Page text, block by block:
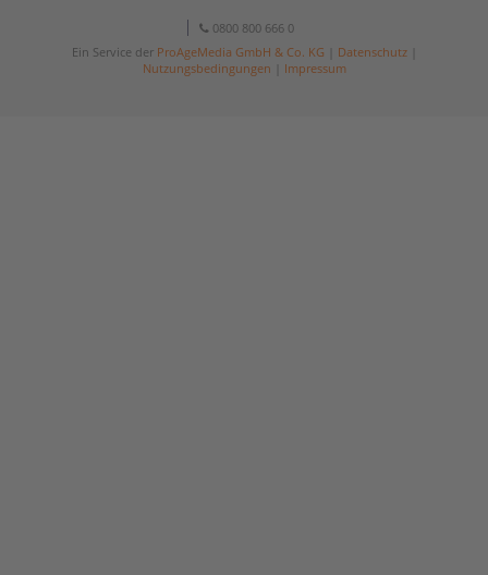
0800 800 666 0
Ein Service der ProAgeMedia GmbH & Co. KG Datenschutz|
Nutzungsbedingungen
Impressum